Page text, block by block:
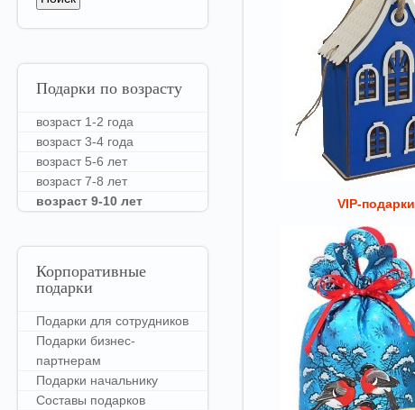
VIP-подарки
Подарки по возрасту
возраст 1-2 года
возраст 3-4 года
возраст 5-6 лет
возраст 7-8 лет
возраст 9-10 лет
Корпоративные
подарки
Подарки для сотрудников
Подарки бизнес-
партнерам
Подарки начальнику
Составы подарков